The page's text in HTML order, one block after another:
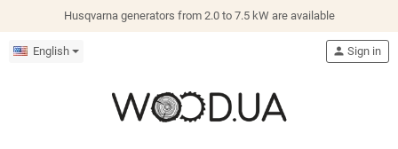
Husqvarna generators from 2.0 to 7.5 kW are available
English person Sign in